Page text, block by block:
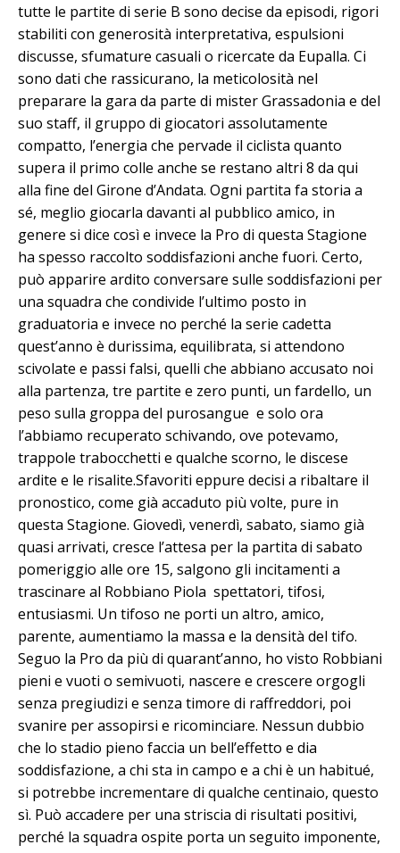
tutte le partite di serie B sono decise da episodi, rigori
stabiliti con generosità interpretativa, espulsioni
discusse, sfumature casuali o ricercate da Eupalla. Ci
sono dati che rassicurano, la meticolosità nel
preparare la gara da parte di mister Grassadonia e del
suo staff, il gruppo di giocatori assolutamente
compatto, l’energia che pervade il ciclista quanto
supera il primo colle anche se restano altri 8 da qui
alla fine del Girone d’Andata. Ogni partita fa storia a
sé, meglio giocarla davanti al pubblico amico, in
genere si dice così e invece la Pro di questa Stagione
ha spesso raccolto soddisfazioni anche fuori. Certo,
può apparire ardito conversare sulle soddisfazioni per
una squadra che condivide l’ultimo posto in
graduatoria e invece no perché la serie cadetta
quest’anno è durissima, equilibrata, si attendono
scivolate e passi falsi, quelli che abbiano accusato noi
alla partenza, tre partite e zero punti, un fardello, un
peso sulla groppa del purosangue e solo ora
l’abbiamo recuperato schivando, ove potevamo,
trappole trabocchetti e qualche scorno, le discese
ardite e le risalite.Sfavoriti eppure decisi a ribaltare il
pronostico, come già accaduto più volte, pure in
questa Stagione. Giovedì, venerdì, sabato, siamo già
quasi arrivati, cresce l’attesa per la partita di sabato
pomeriggio alle ore 15, salgono gli incitamenti a
trascinare al Robbiano Piola spettatori, tifosi,
entusiasmi. Un tifoso ne porti un altro, amico,
parente, aumentiamo la massa e la densità del tifo.
Seguo la Pro da più di quarant’anno, ho visto Robbiani
pieni e vuoti o semivuoti, nascere e crescere orgogli
senza pregiudizi e senza timore di raffreddori, poi
svanire per assopirsi e ricominciare. Nessun dubbio
che lo stadio pieno faccia un bell’effetto e dia
soddisfazione, a chi sta in campo e a chi è un habitué,
si potrebbe incrementare di qualche centinaio, questo
sì. Può accadere per una striscia di risultati positivi,
perché la squadra ospite porta un seguito imponente,